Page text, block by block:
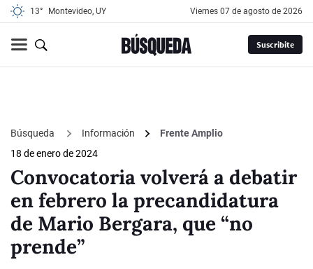
13° Montevideo, UY viernes 07 de agosto de 2026
Suscribite
Búsqueda Información
Frente Amplio
18 de enero de 2024
Convocatoria volverá a debatir
en febrero la precandidatura
de Mario Bergara, que “no
prende”